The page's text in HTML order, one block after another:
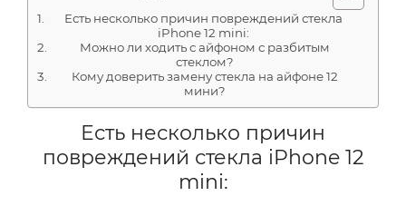
Есть несколько причин повреждений стекла
iPhone 12 mini:
Можно ли ходить с айфоном с разбитым
стеклом?
Кому доверить замену стекла на айфоне 12
мини?
Есть несколько причин
повреждений стекла iPhone 12
mini: